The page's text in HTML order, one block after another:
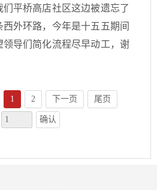
平桥高店社区这边被遗忘了
外环路，今年是十五五期间
导们简化流程尽早动工，谢
1 2 下一页 尾页
确认